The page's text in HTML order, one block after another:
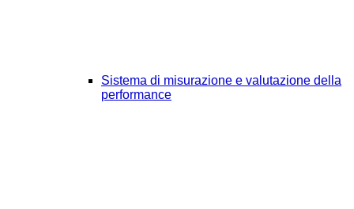
Sistema di misurazione e valutazione della
performance